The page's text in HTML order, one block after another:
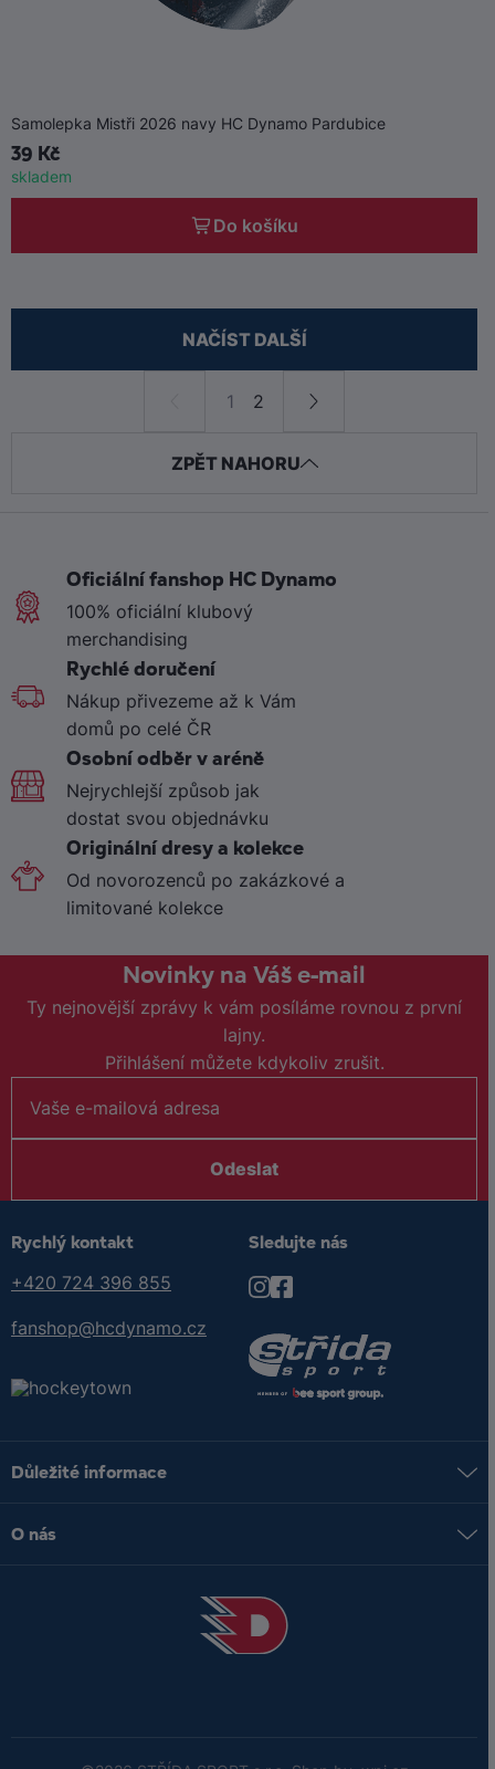
Do košíku
Samolepka Mistři 2026 navy HC Dynamo Pardubice
39 Kč
skladem
ZPĚT NAHORU
NAČÍST DALŠÍ
1 2
Oficiální fanshop HC Dynamo
100% oficiální klubový
merchandising
Rychlé doručení
Nákup přivezeme až k Vám
domů po celé ČR
Osobní odběr v aréně
Nejrychlejší způsob jak
dostat svou objednávku
Originální dresy a kolekce
Od novorozenců po zakázkové a
limitované kolekce
Novinky na Váš e-mail
Ty nejnovější zprávy k vám posíláme rovnou z první
lajny.
Přihlášení můžete kdykoliv zrušit.
Odeslat
Rychlý kontakt
+420 724 396 855
fanshop@hcdynamo.cz
Důležité informace
O nás
Sledujte nás